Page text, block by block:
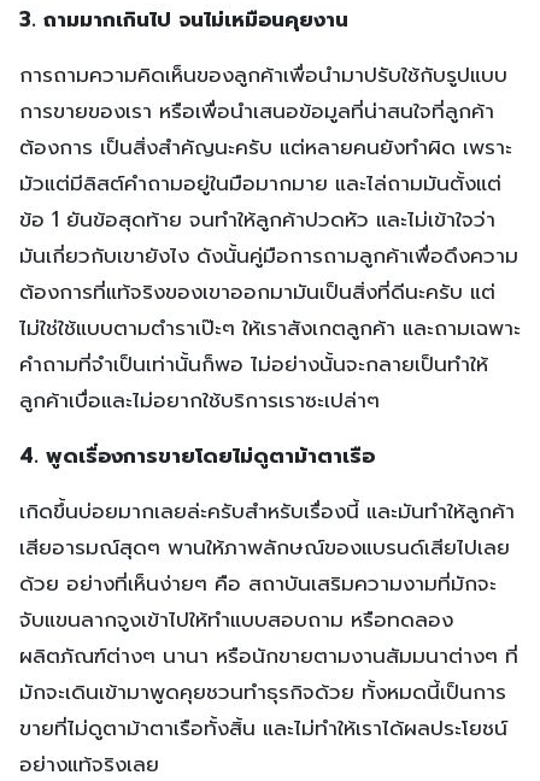
3. ถามมากเกินไป จนไม่เหมือนคุยงาน
การถามความคิดเห็นของลูกค้าเพื่อนำมาปรับใช้กับรูปแบบ
การขายของเรา หรือเพื่อนำเสนอข้อมูลที่น่าสนใจที่ลูกค้า
ต้องการ เป็นสิ่งสำคัญนะครับ แต่หลายคนยังทำผิด เพราะ
มัวแต่มีลิสต์คำถามอยู่ในมือมากมาย และไล่ถามมันตั้งแต่
ข้อ 1 ยันข้อสุดท้าย จนทำให้ลูกค้าปวดหัว และไม่เข้าใจว่า
มันเกี่ยวกับเขายังไง ดังนั้นคู่มือการถามลูกค้าเพื่อดึงความ
ต้องการที่แท้จริงของเขาออกมามันเป็นสิ่งที่ดีนะครับ แต่
ไม่ใช่ใช้แบบตามตำราเป๊ะๆ ให้เราสังเกตลูกค้า และถามเฉพาะ
คำถามที่จำเป็นเท่านั้นก็พอ ไม่อย่างนั้นจะกลายเป็นทำให้
ลูกค้าเบื่อและไม่อยากใช้บริการเราซะเปล่าๆ
4. พูดเรื่องการขายโดยไม่ดูตาม้าตาเรือ
เกิดขึ้นบ่อยมากเลยล่ะครับสำหรับเรื่องนี้ และมันทำให้ลูกค้า
เสียอารมณ์สุดๆ พานให้ภาพลักษณ์ของแบรนด์เสียไปเลย
ด้วย อย่างที่เห็นง่ายๆ คือ สถาบันเสริมความงามที่มักจะ
จับแขนลากจูงเข้าไปให้ทำแบบสอบถาม หรือทดลอง
ผลิตภัณฑ์ต่างๆ นานา หรือนักขายตามงานสัมมนาต่างๆ ที่
มักจะเดินเข้ามาพูดคุยชวนทำธุรกิจด้วย ทั้งหมดนี้เป็นการ
ขายที่ไม่ดูตาม้าตาเรือทั้งสิ้น และไม่ทำให้เราได้ผลประโยชน์
อย่างแท้จริงเลย